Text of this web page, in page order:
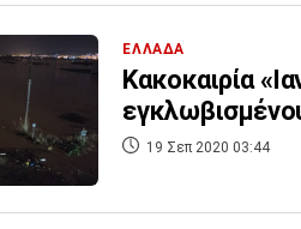
ΕΛΛΑΔΑ
Κακοκαιρία
19 Σεπ 2020 03:44